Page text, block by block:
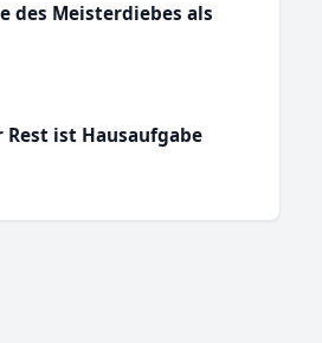
des Meisterdiebes als
Rest ist Hausaufgabe